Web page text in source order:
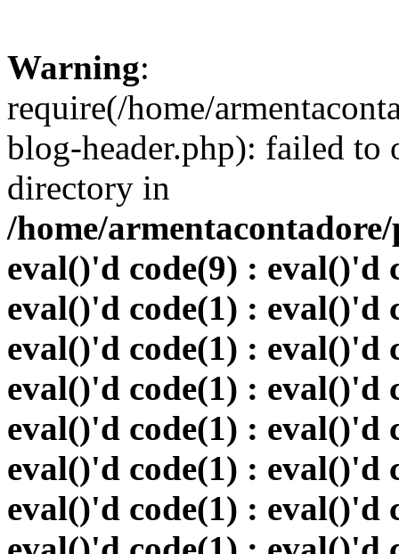
Warning:
require(/home/
blog-header.php): failed to
directory in
/home/
eval()'d code(9) : eval()'d
eval()'d code(1) : eval()'d
eval()'d code(1) : eval()'d
eval()'d code(1) : eval()'d
eval()'d code(1) : eval()'d
eval()'d code(1) : eval()'d
eval()'d code(1) : eval()'d